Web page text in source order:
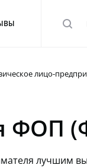
search
лицо-
ФОП
лучшим